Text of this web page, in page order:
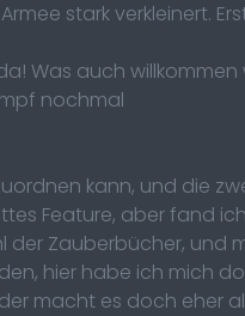
stark verkleinert.
Was auch willkommen
nochmal
kann, und die
Feature, aber fand
Zauberbücher, und
hier habe ich mich
macht es doch eher